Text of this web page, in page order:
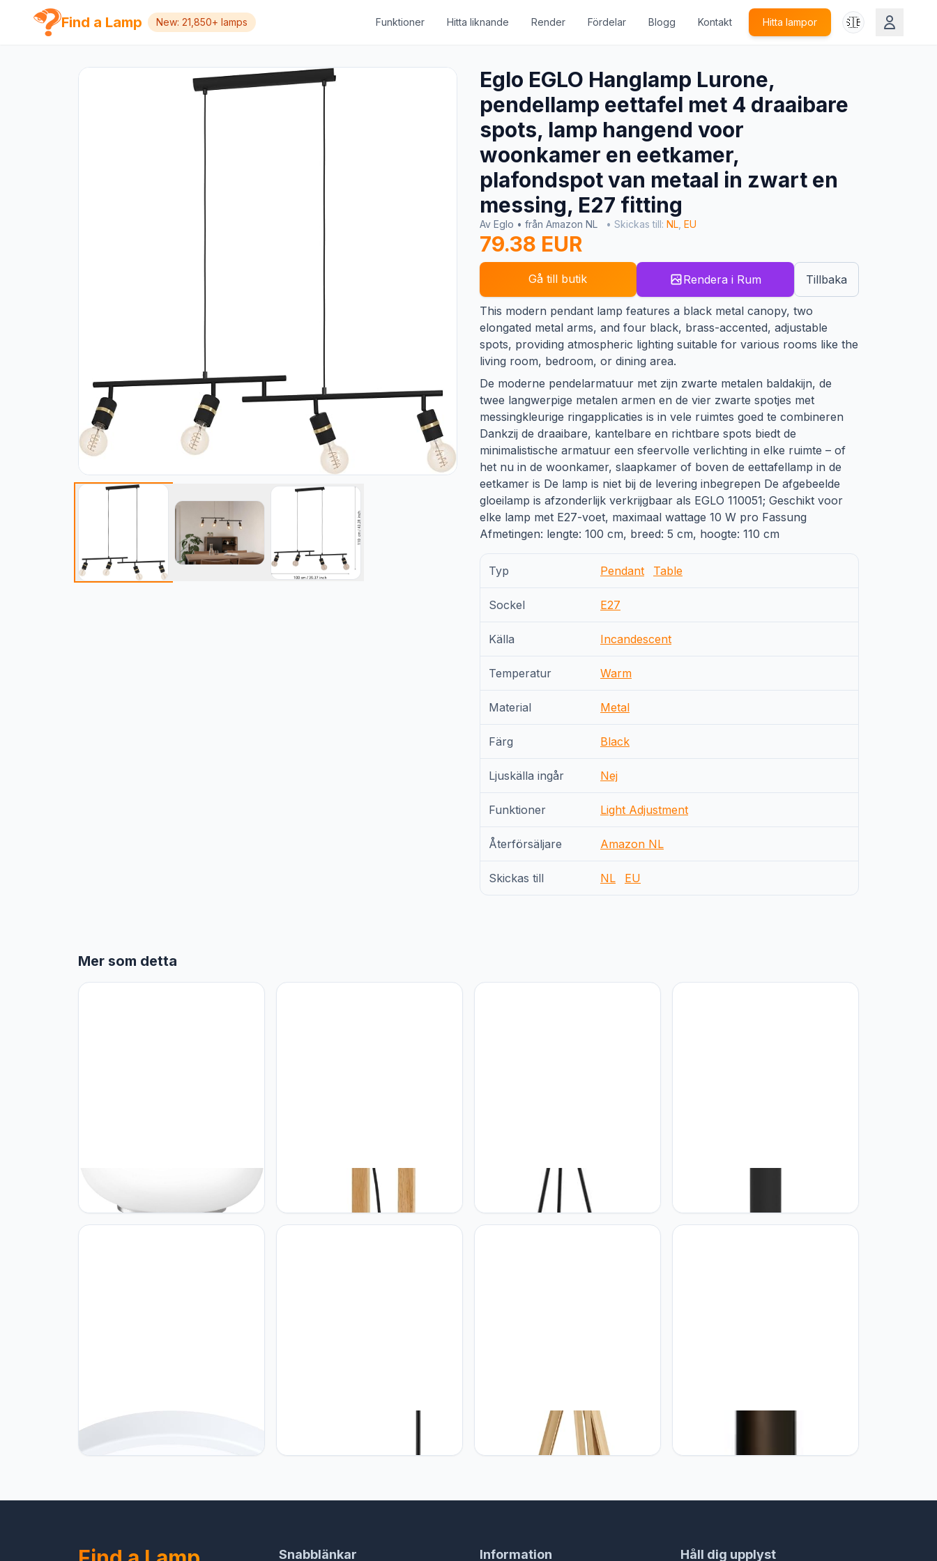
Find a Lamp New: 21,850+ lamps Funktioner Hitta liknande Render Fördelar Blogg Kontakt Hitta lampor 🇸🇪
Eglo EGLO Hanglamp Lurone,
pendellamp eettafel met 4 draaibare
spots, lamp hangend voor
woonkamer en eetkamer,
plafondspot van metaal in zwart en
messing, E27 fitting
Av Eglo • från Amazon NL • Skickas till: NL EU
79.38 EUR
Gå till butik Rendera i Rum Tillbaka
This modern pendant lamp features a black metal canopy, two
elongated metal arms, and four black, brass-accented, adjustable
spots, providing atmospheric lighting suitable for various rooms like the
living room, bedroom, or dining area.
De moderne pendelarmatuur met zijn zwarte metalen baldakijn, de
twee langwerpige metalen armen en de vier zwarte spotjes met
messingkleurige ringapplicaties is in vele ruimtes goed te combineren
Dankzij de draaibare, kantelbare en richtbare spots biedt de
minimalistische armatuur een sfeervolle verlichting in elke ruimte – of
het nu in de woonkamer, slaapkamer of boven de eettafellamp in de
eetkamer is De lamp is niet bij de levering inbegrepen De afgebeelde
gloeilamp is afzonderlijk verkrijgbaar als EGLO 110051; Geschikt voor
elke lamp met E27-voet, maximaal wattage 10 W pro Fassung
Afmetingen: lengte: 100 cm, breed: 5 cm, hoogte: 110 cm
Typ Pendant Table
Sockel E27
Källa Incandescent
Temperatur Warm
Material Metal
Färg Black
Ljuskälla ingår Nej
Funktioner Light Adjustment
Återförsäljare Amazon NL
Skickas till NL EU
Mer som detta
light table lamp, material: steel, color:
matt nickel, glass: opal matt white,
socket: E27, incl. switch
Eglo EGLO vloerlamp Hornwood,
vintage leeslamp in industrieel
ontwerp, FSC, staande lamp retro
van staal en hout, kleur zwart,
Eglo EGLO Driepoot staande lamp
Chester, 1-pits vintage vloerlamp,
staanlamp, Materiaal: staal, kleur:
zwart, koper, fitting: E27, incl
grondspies en bewegingsmelder,
tuin padverlichting buiten, down
Eglo EGLO LED plafondlamp Fueva
opbouwlamp van wit metaal,
industrieel ontwerp, retro staande
Eglo EGLO Driepoot vloerlamp
Lantada, vintage woonkamerlamp,
staande lamp van hout, staal en
staaflamp, kleur: zwart, goud, fitting:
Snabblänkar Information Håll dig upplyst